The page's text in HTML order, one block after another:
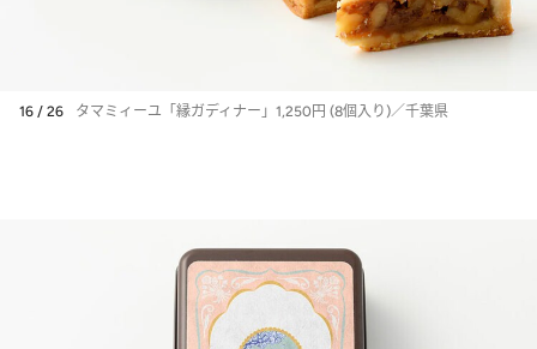
16 / 26 タマミィーユ「縁ガディナー」1,250円 (8個入り)／千葉県